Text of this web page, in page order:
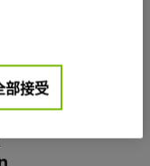
部接受